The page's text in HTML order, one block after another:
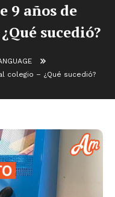
9 años de
sucedió?
colegio – ¿Qué sucedió?